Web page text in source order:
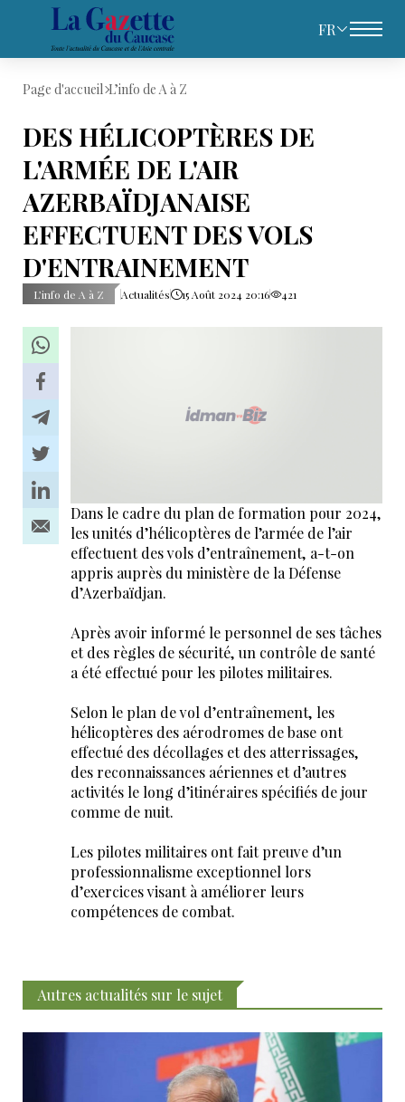
FR
Page d'accueil L’info de A à Z
DES HÉLICOPTÈRES DE
L'ARMÉE DE L'AIR
AZERBAÏDJANAISE
EFFECTUENT DES VOLS
D'ENTRAINEMENT
L’info de A à Z Actualités 15 Août 2024 20:16 421
Dans le cadre du plan de formation pour 2024,
les unités d’hélicoptères de l’armée de l’air
effectuent des vols d’entraînement, a-t-on
appris auprès du ministère de la Défense
d’Azerbaïdjan.
Après avoir informé le personnel de ses tâches
et des règles de sécurité, un contrôle de santé
a été effectué pour les pilotes militaires.
Selon le plan de vol d’entraînement, les
hélicoptères des aérodromes de base ont
effectué des décollages et des atterrissages,
des reconnaissances aériennes et d’autres
activités le long d’itinéraires spécifiés de jour
comme de nuit.
Les pilotes militaires ont fait preuve d’un
professionnalisme exceptionnel lors
d’exercices visant à améliorer leurs
compétences de combat.
Autres actualités sur le sujet